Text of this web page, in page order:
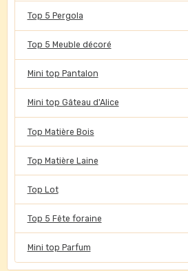
Top 5 Pergola
Top 5 Meuble décoré
Mini top Pantalon
Mini top Gâteau d'Alice
Top Matière Bois
Top Matière Laine
Top Lot
Top 5 Fête foraine
Mini top Parfum